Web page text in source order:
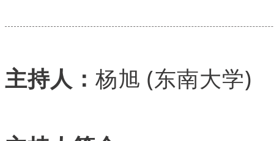
主持人： 杨旭 (东南大学)